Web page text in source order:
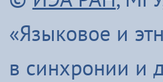
«Языковое и
в синхронии и